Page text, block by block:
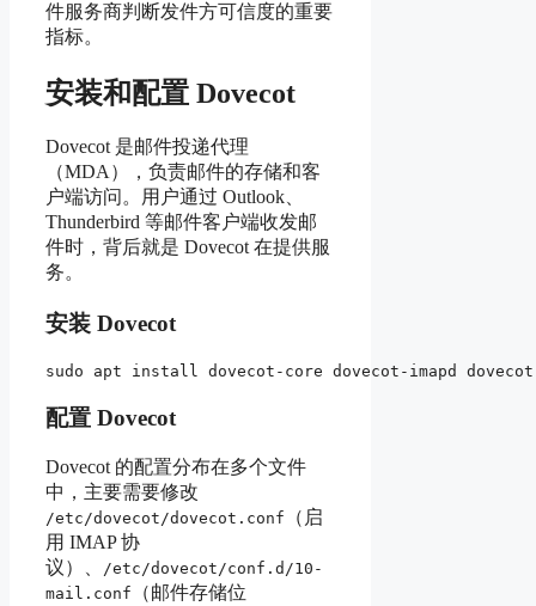
件服务商判断发件方可信度的重要
指标。
安装和配置 Dovecot
Dovecot 是邮件投递代理
（MDA），负责邮件的存储和客
户端访问。用户通过 Outlook、
Thunderbird 等邮件客户端收发邮
件时，背后就是 Dovecot 在提供服
务。
安装 Dovecot
配置 Dovecot
Dovecot 的配置分布在多个文件
中，主要需要修改
/etc/dovecot/dovecot.conf
（启
用 IMAP 协
议）、
/etc/dovecot/conf.d/10-
mail.conf
（邮件存储位